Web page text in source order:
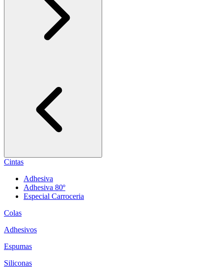
Cintas
Adhesiva
Adhesiva 80º
Especial Carroceria
Colas
Adhesivos
Espumas
Siliconas